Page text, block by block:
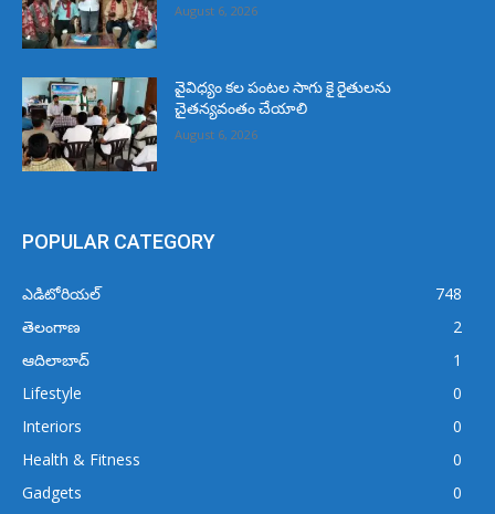
August 6, 2026
వైవిధ్యం కల పంటల సాగు కై రైతులను
చైతన్యవంతం చేయాలి
August 6, 2026
POPULAR CATEGORY
ఎడిటోరియల్
748
తెలంగాణ
2
ఆదిలాబాద్
1
Lifestyle
0
Interiors
0
Health & Fitness
0
Gadgets
0